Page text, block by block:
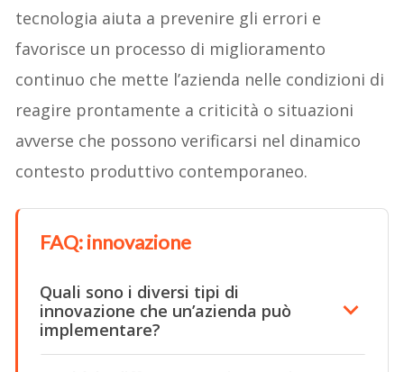
tecnologia aiuta a prevenire gli errori e
favorisce un processo di miglioramento
continuo che mette l’azienda nelle condizioni di
reagire prontamente a criticità o situazioni
avverse che possono verificarsi nel dinamico
contesto produttivo contemporaneo.
FAQ: innovazione
Quali sono i diversi tipi di
innovazione che un’azienda può
implementare?